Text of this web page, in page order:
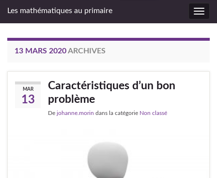
Les mathématiques au primaire
13 MARS 2020ARCHIVES
MAR
13
Caractéristiques d’un bon
problème
De johanne.morin dans la catégorie Non classé